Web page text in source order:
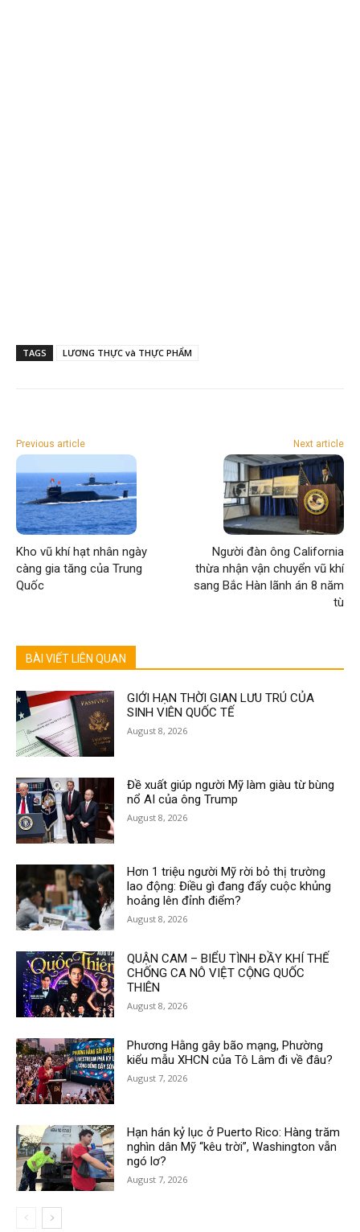
TAGS LƯƠNG THỰC và THỰC PHẨM
Previous article
Kho vũ khí hạt nhân ngày
càng gia tăng của Trung
Quốc
Next article
Người đàn ông California
thừa nhận vận chuyển vũ khí
sang Bắc Hàn lãnh án 8 năm
tù
BÀI VIẾT LIÊN QUAN
GIỚI HẠN THỜI GIAN LƯU TRÚ CỦA
SINH VIÊN QUỐC TẾ
August 8, 2026
Đề xuất giúp người Mỹ làm giàu từ bùng
nổ AI của ông Trump
August 8, 2026
Hơn 1 triệu người Mỹ rời bỏ thị trường
lao động: Điều gì đang đẩy cuộc khủng
hoảng lên đỉnh điểm?
August 8, 2026
QUẬN CAM – BIỂU TÌNH ĐẦY KHÍ THẾ
CHỐNG CA NÔ VIỆT CỘNG QUỐC
THIÊN
August 8, 2026
Phương Hằng gây bão mạng, Phường
kiểu mẫu XHCN của Tô Lâm đi về đâu?
August 7, 2026
Hạn hán kỷ lục ở Puerto Rico: Hàng trăm
nghìn dân Mỹ “kêu trời”, Washington vẫn
ngó lơ?
August 7, 2026